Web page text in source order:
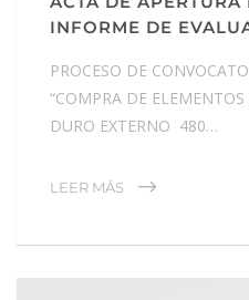
INFORME DE
PROCESO DE
“COMPRA DE
DURO EXTERNO 480…
LEER MÁS